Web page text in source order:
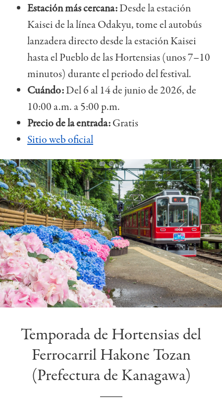
Estación más cercana:Desde la estación
Kaisei de la línea Odakyu, tome el autobús
lanzadera directo desde la estación Kaisei
hasta el Pueblo de las Hortensias (unos 7–10
minutos) durante el periodo del festival.
Cuándo:Del 6 al 14 de junio de 2026, de
10:00 a.m. a 5:00 p.m.
Precio de la entrada:Gratis
Sitio web oficial
Temporada de Hortensias del
Ferrocarril Hakone Tozan
(Prefectura de Kanagawa)